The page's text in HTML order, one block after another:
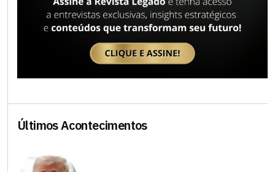
Últimos Acontecimentos